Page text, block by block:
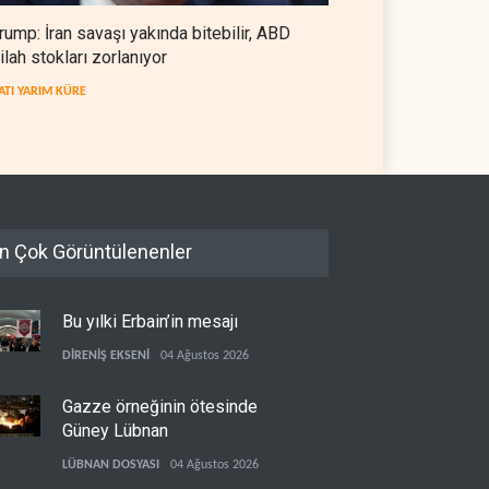
yeniden inşası
İran savaşı yakında bitebilir, ABD
stokları zorlanıyor
YARIM KÜRE
Çok Görüntülenenler
Bu yılki Erbain’in mesajı
DİRENİŞ EKSENİ 04 Ağustos 2026
Gazze örneğinin ötesinde
Güney Lübnan
LÜBNAN DOSYASI 04 Ağustos 2026